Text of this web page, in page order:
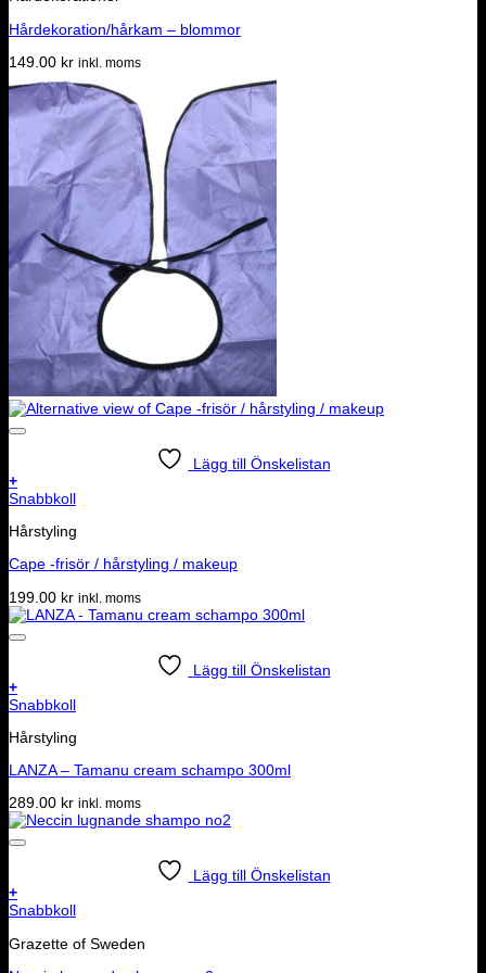
Hårdekoration/hårkam – blommor
149.00 kr inkl. moms
Lägg till Önskelistan
+
Snabbkoll
Hårstyling
Cape -frisör / hårstyling / makeup
199.00 kr inkl. moms
Lägg till Önskelistan
+
Snabbkoll
Hårstyling
LANZA – Tamanu cream schampo 300ml
289.00 kr inkl. moms
Lägg till Önskelistan
+
Snabbkoll
Grazette of Sweden